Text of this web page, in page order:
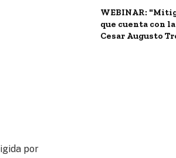
por
WEBINAR:
que cuenta con
Cesar Augusto